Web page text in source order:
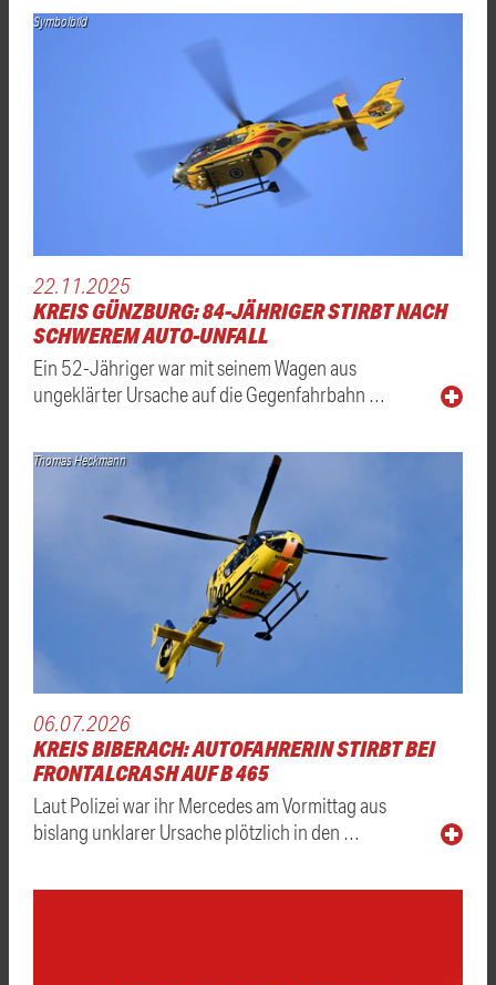
Symbolbild
22.11.2025
KREIS GÜNZBURG: 84-JÄHRIGER STIRBT NACH
SCHWEREM AUTO-UNFALL
Ein 52-Jähriger war mit seinem Wagen aus
ungeklärter Ursache auf die Gegenfahrbahn …
Thomas Heckmann
06.07.2026
KREIS BIBERACH: AUTOFAHRERIN STIRBT BEI
FRONTALCRASH AUF B 465
Laut Polizei war ihr Mercedes am Vormittag aus
bislang unklarer Ursache plötzlich in den …